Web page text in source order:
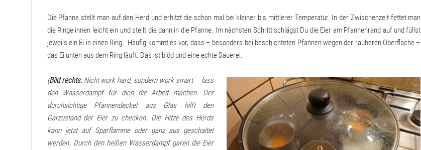
Die Pfanne stellt man auf den Herd und erhitzt die schon mal bei kleiner bis mittlerer Temperatur. In der Zwischenzeit fettet man
die Ringe innen leicht ein und stellt die dann in die Pfanne. Im nächsten Schritt schlägst Du die Eier am Pfannenrand auf und füllst
jeweils ein Ei in einen Ring. Häufig kommt es vor, dass – besonders bei beschichteten Pfannen wegen der rauheren Oberfläche –
das Ei unten aus dem Ring läuft. Das ist blöd und eine echte Sauerei.
(Bild rechts:Nicht work hard, sondern work smart – lass
den Wasserdampf für dich die Arbeit machen. Der
durchsichtige Pfannendeckel aus Glas hilft den
Garzustand der Eier zu checken. Die Hitze des Herds
kann jetzt auf Sparflamme oder ganz aus geschaltet
werden. Durch den heißen Wasserdampf garen die Eier